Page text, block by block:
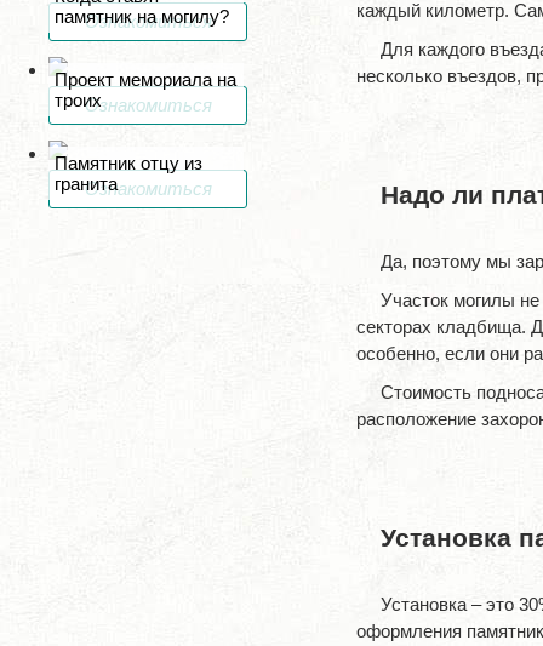
памятник на могилу?
Ознакомиться
Проект мемориала на
троихОзнакомиться
Памятник отцу из
гранитаОзнакомиться
каждый километр.
Для каждого
несколько въездов,
Надо ли
Да, поэтому мы
Участок могилы
секторах кладбища.
особенно, если они
Стоимость
расположение
Установка
Установка – это
оформления